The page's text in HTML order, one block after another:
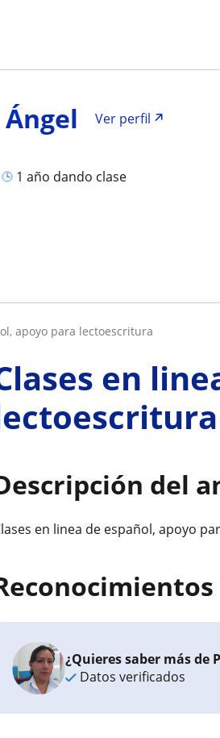
Ver perfil
1 año dando clase
apoyo para lectoescritura
en
del
en linea de español, apoyo
¿Quieres saber más de
Datos verificados